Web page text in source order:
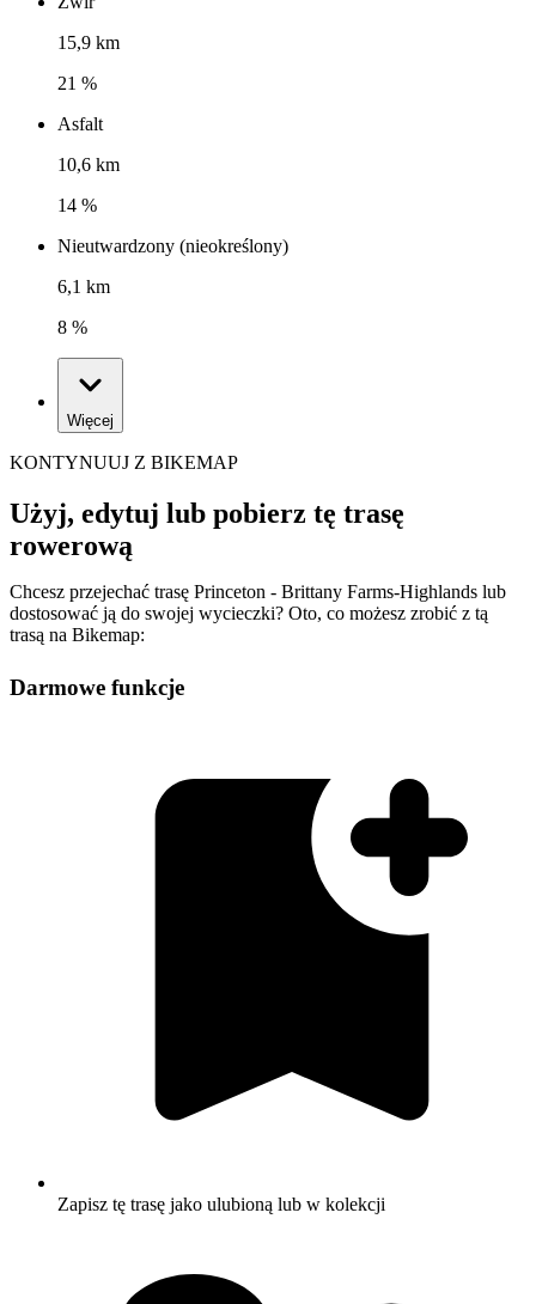
15,9 km
21 %
Asfalt
10,6 km
14 %
Nieutwardzony (nieokreślony)
6,1 km
8 %
Więcej
KONTYNUUJ Z BIKEMAP
Użyj, edytuj lub pobierz tę trasę
rowerową
Chcesz przejechać trasę Princeton - Brittany Farms-Highlands lub
dostosować ją do swojej wycieczki? Oto, co możesz zrobić z tą
trasą na Bikemap:
Darmowe funkcje
Zapisz tę trasę jako ulubioną lub w kolekcji